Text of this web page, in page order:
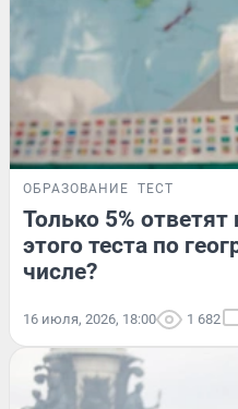
ОБРАЗОВАНИЕ ТЕСТ
Только 5%
этого теста по
числе?
16 июля, 2026, 18:00 1 682